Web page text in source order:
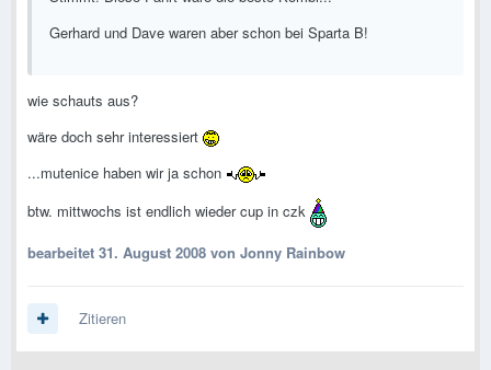
Gerhard und Dave waren aber schon bei Sparta B!
wie schauts aus?
wäre doch sehr interessiert
...mutenice haben wir ja schon
btw. mittwochs ist endlich wieder cup in czk
bearbeitet 31. August 2008 von Jonny Rainbow
Zitieren